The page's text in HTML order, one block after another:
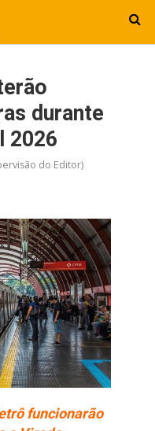
durante
2026
do Editor)
funcionarão